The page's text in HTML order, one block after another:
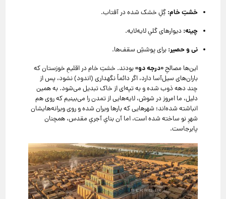
خشتِ خام: گِلِ خشک شده در آفتاب.
چینه: دیوارهای گلیِ لایه‌لایه.
نی و حصیر: برای پوششِ سقف‌ها.
این‌ها مصالحِ«درجه دو»بودند. خشتِ خام در اقلیمِ خوزستان که
باران‌های سیل‌آسا دارد، اگر دائماً نگهداری (اندود) نشود، پس از
چند دهه ذوب شده و به تپه‌ای از خاک تبدیل می‌شود. به همین
دلیل، ما امروز در شوش، لایه‌هایی از تمدن را می‌بینیم که روی هم
انباشته شده‌اند؛ شهرهایی که بارها ویران شده و روی ویرانه‌هایشان
شهرِ نو ساخته شده است، اما آن بنایِ آجریِ مقدس، همچنان
پابرجاست.